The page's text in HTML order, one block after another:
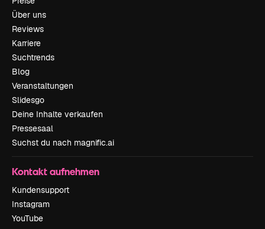
Über uns
Reviews
Karriere
Suchtrends
Blog
Veranstaltungen
Slidesgo
Deine Inhalte verkaufen
Pressesaal
Suchst du nach magnific.ai
Kontakt aufnehmen
Kundensupport
Instagram
YouTube